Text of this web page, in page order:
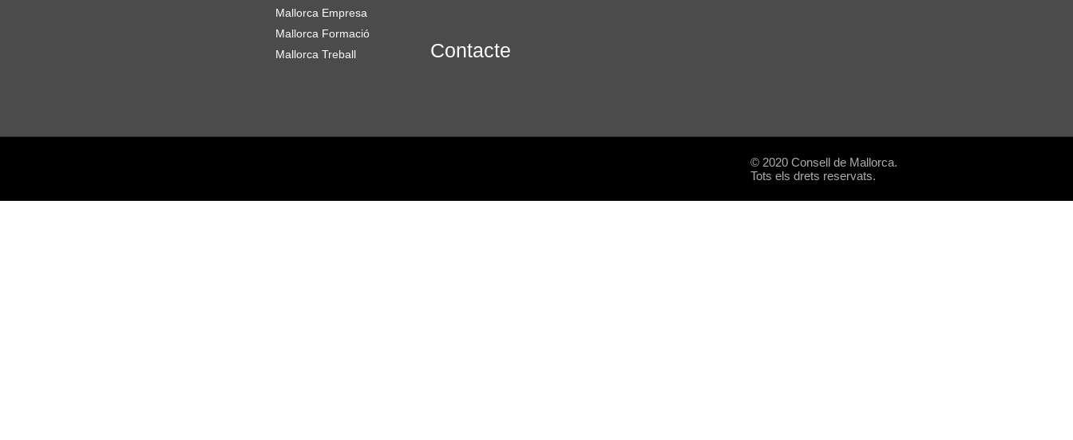
Mallorca Empresa
Mallorca Formació
Mallorca Treball
Contacte
© 2020 Consell de Mallorca.
Tots els drets reservats.